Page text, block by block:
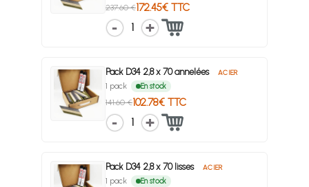
237.60 €172.45€ TTC
1
Pack D34 2,8 x 70 annelées ACIER
1 pack En stock
141.60 €102.78€ TTC
1
Pack D34 2,8 x 70 lisses ACIER
1 pack En stock